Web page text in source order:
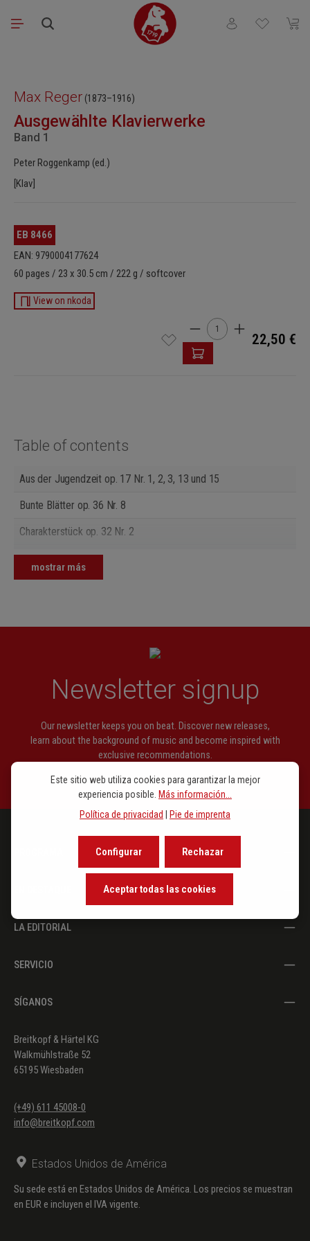
Saltar al contenido principal
Tienes 0 El
Max Reger (1873–1916)
Ausgewählte Klavierwerke
Band 1
Peter Roggenkamp (ed.)
[Klav]
EB 8466
EAN: 9790004177624
60 pages / 23 x 30.5 cm / 222 g / softcover
View on nkoda
Cantidad del producto:
22,50 €
Table of contents
Aus der Jugendzeit op. 17 Nr. 1, 2, 3, 13 und 15
Bunte Blätter op. 36 Nr. 8
Charakterstück op. 32 Nr. 2
Kanons durch alle Dur- und Molltonarten o. op. aus Heft I Nr. 1, 3,
6, 48, 49 und 60
Sonatine op. 89 Nr. 2
mostrar más
Newsletter signup
Our newsletter keeps you on beat. Discover new releases,
learn about the background of music and become inspired with
exclusive recommendations.
LA EDITORIAL
SERVICIO
SÍGANOS
Breitkopf & Härtel KG
Walkmühlstraße 52
65195 Wiesbaden
(+49) 611 45008-0
info@breitkopf.com
Estados Unidos de América
Su sede está en Estados Unidos de América. Los precios se muestran
en EUR e incluyen el IVA vigente.
Este sitio web utiliza cookies para garantizar la mejor
experiencia posible. Más información...
Política de privacidad | Pie de imprenta
Rechazar
Configurar
Aceptar todas las cookies